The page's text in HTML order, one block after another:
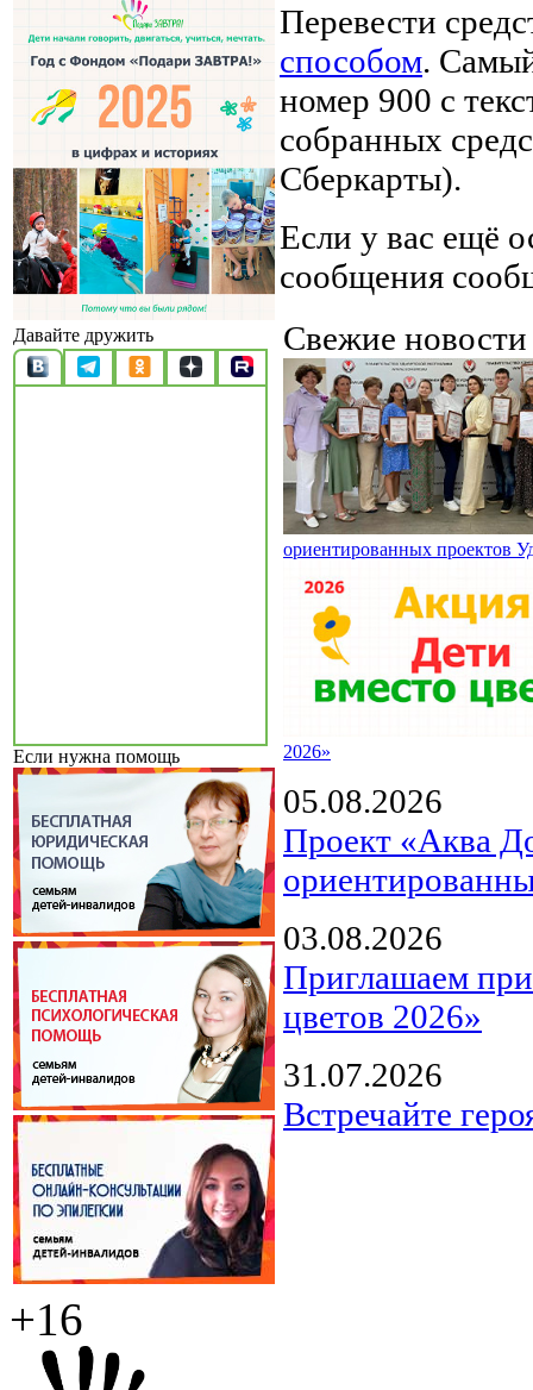
Давайте дружить
Если нужна помощь
Перевести
способом.
номер 900 с
собранных
Сберкарты).
Если у вас ещё
сообщения
Свежие
ориентированных проектов
2026»
05.08.2026
Проект «Аква
03.08.2026
Приглашаем
цветов 2026»
31.07.2026
Встречайте
+16